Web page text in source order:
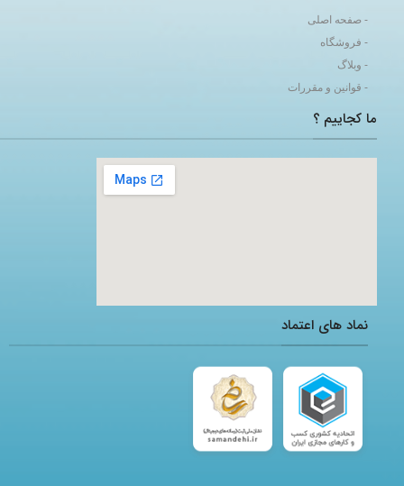
- صفحه اصلی
- فروشگاه
- وبلاگ
- قوانین و مقررات
ما کجاییم ؟
adding a google map to a website
نماد های اعتماد